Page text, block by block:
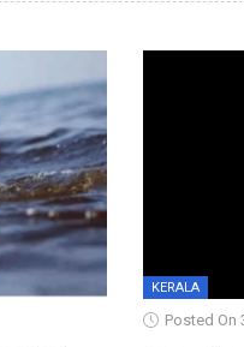
KERALA
Posted On